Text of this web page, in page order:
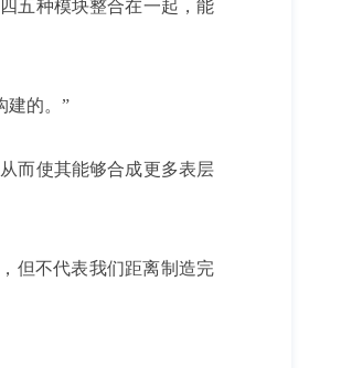
五种模块整合在一起，能
建的。”
而使其能够合成更多表层
但不代表我们距离制造完